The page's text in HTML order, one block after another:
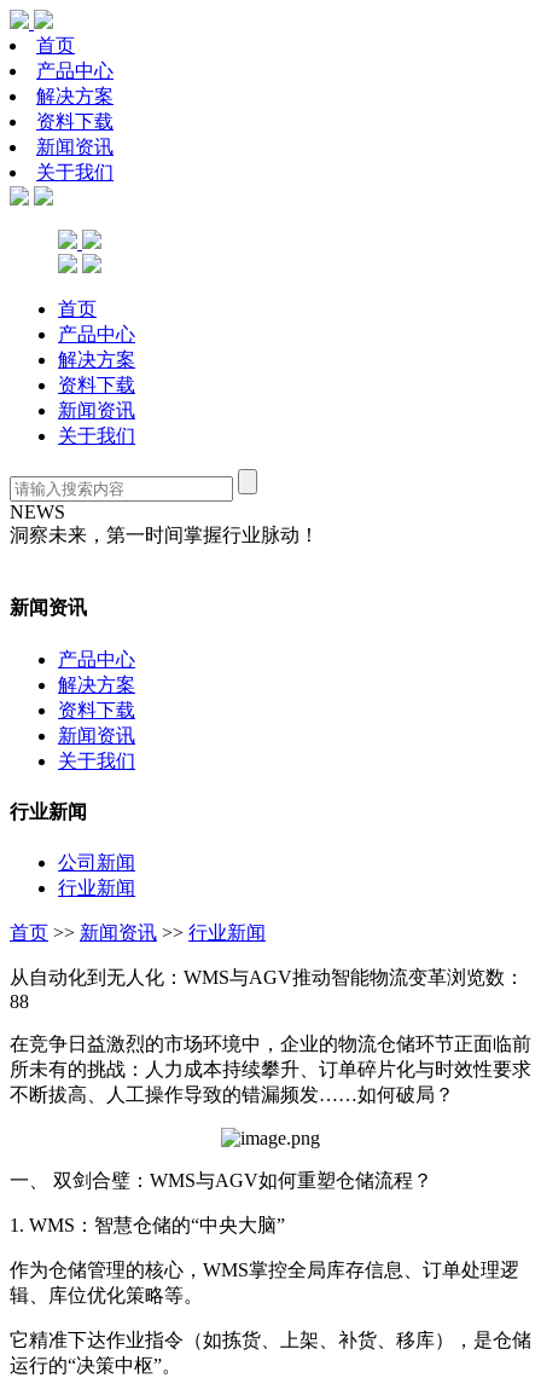
首页
产品中心
解决方案
资料下载
新闻资讯
关于我们
首页
产品中心
解决方案
资料下载
新闻资讯
关于我们
NEWS
洞察未来，第一时间掌握行业脉动！
新闻资讯
产品中心
解决方案
资料下载
新闻资讯
关于我们
行业新闻
公司新闻
行业新闻
首页 >> 新闻资讯 >> 行业新闻
从自动化到无人化：WMS与AGV推动智能物流变革浏览数：
88
在竞争日益激烈的市场环境中，企业的物流仓储环节正面临前
所未有的挑战：人力成本持续攀升、订单碎片化与时效性要求
不断拔高、人工操作导致的错漏频发……如何破局？
一、 双剑合璧：WMS与AGV如何重塑仓储流程？
1. WMS：智慧仓储的“中央大脑”
作为仓储管理的核心，WMS掌控全局库存信息、订单处理逻
辑、库位优化策略等。
它精准下达作业指令（如拣货、上架、补货、移库），是仓储
运行的“决策中枢”。